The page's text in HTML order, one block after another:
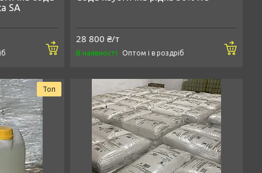
SA
Купити
28 800 ₴/т
В наявності Оптом і в роздріб
Топ